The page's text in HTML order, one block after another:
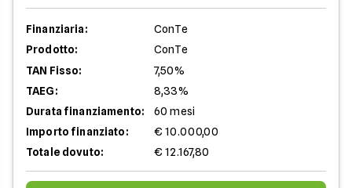
Finanziaria:
ConTe
Prodotto:
ConTe
TAN Fisso:
7,50%
TAEG:
8,33%
Durata finanziamento:
60 mesi
Importo finanziato:
€ 10.000,00
Totale dovuto:
€ 12.167,80